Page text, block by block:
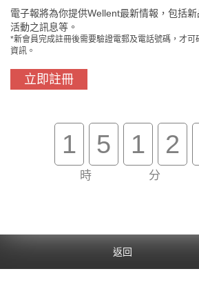
返回
買滿$800免費送貨 在線
客戶服務
電子報將為你提供Wellent最新情報，包括
活動之訊息等。
*新會員完成註冊後需要驗證電郵及電話號碼，才
資訊。
立即註冊
1 5
時
1 2
分